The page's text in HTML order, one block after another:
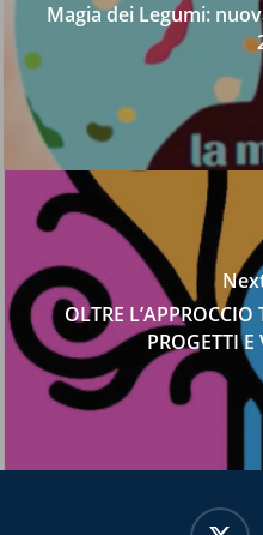
Magia dei Legumi:
OLTRE
PROGETTI
x-